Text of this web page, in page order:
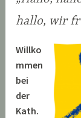
hallo, wir
Willko
mmen
bei
der
Kath.